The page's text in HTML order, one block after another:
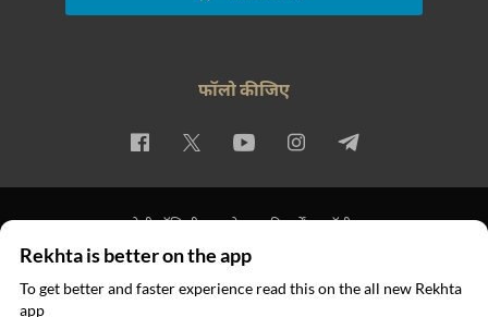
फॉलो कीजिए
प्राइवेसी पॉलिसी इस्तेमाल की शर्तें कॉपीराइट
© 2026 Rekhta™ Foundation. All rights reserved.
Rekhta is better on the app
To get better and faster experience read this on the all new Rekhta
app